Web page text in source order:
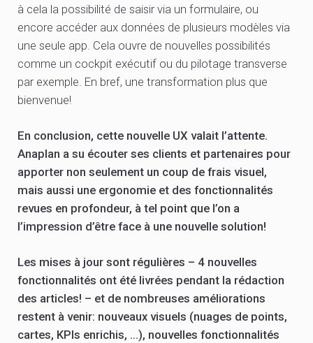
à cela la possibilité de saisir via un formulaire, ou
encore accéder aux données de plusieurs modèles via
une seule app. Cela ouvre de nouvelles possibilités
comme un cockpit exécutif ou du pilotage transverse
par exemple. En bref, une transformation plus que
bienvenue!
En conclusion, cette nouvelle UX valait l’attente.
Anaplan a su écouter ses clients et partenaires pour
apporter non seulement un coup de frais visuel,
mais aussi une ergonomie et des fonctionnalités
revues en profondeur, à tel point que l’on a
l’impression d’être face à une nouvelle solution!
Les mises à jour sont régulières – 4 nouvelles
fonctionnalités ont été livrées pendant la rédaction
des articles! – et de nombreuses améliorations
restent à venir: nouveaux visuels (nuages de points,
cartes, KPIs enrichis, …), nouvelles fonctionnalités